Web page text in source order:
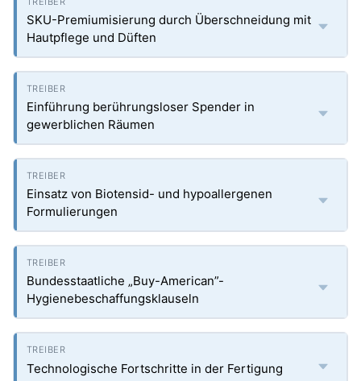
SKU-Premiumisierung durch Überschneidung mit
Hautpflege und Düften
Einführung berührungsloser Spender in
gewerblichen Räumen
Einsatz von Biotensid- und hypoallergenen
Formulierungen
Bundesstaatliche „Buy-American”-
Hygienebeschaffungsklauseln
Technologische Fortschritte in der Fertigung